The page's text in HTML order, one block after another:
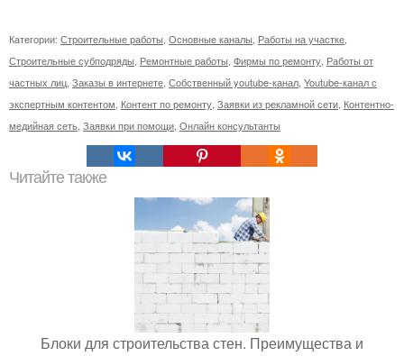
Категории: Строительные работы Основные каналы Работы на участке
Строительные субподряды Ремонтные работы Фирмы по ремонту Работы от
частных лиц Заказы в интернете Собственный youtube-канал Youtube-канал с
экспертным контентом Контент по ремонту Заявки из рекламной сети Контентно-
медийная сеть Заявки при помощи Онлайн консультанты
Читайте также
Блоки для строительства стен. Преимущества и